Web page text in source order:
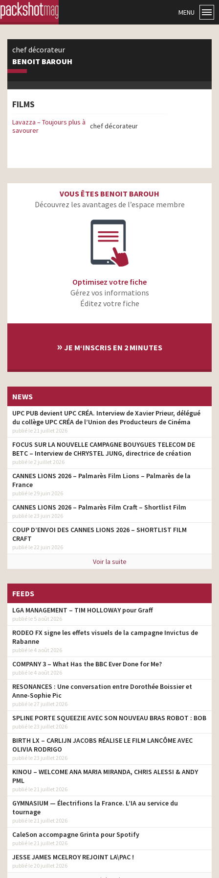
MENU
chef décorateur
BENOIT BAROUH
FILMS
Lavazza – Toujours plus à
savourer
chef décorateur
VOUS ÊTES BENOIT BAROUH
Découvrez les avantages de l’espace membre
Optimisez votre fiche
Gérez vos informations
Éditez votre fiche
» JE M‘INSCRIS EN 2 MINUTES
NEWS
UPC PUB devient UPC CRÉA. Interview de Xavier Prieur, délégué
du collège UPC CRÉA de l’Union des Producteurs de Cinéma
publié le 21 juillet 2026
FOCUS SUR LA NOUVELLE CAMPAGNE BOUYGUES TELECOM DE
BETC – Interview de CHRYSTEL JUNG, directrice de création
publié le 2 juillet 2026
CANNES LIONS 2026 – Palmarès Film Lions – Palmarès de la
France
publié le 29 juin 2026
CANNES LIONS 2026 – Palmarès Film Craft – Shortlist Film
publié le 23 juin 2026
COUP D’ENVOI DES CANNES LIONS 2026 – SHORTLIST FILM
CRAFT
publié le 22 juin 2026
Voir la suite
FEEDS
LGA MANAGEMENT – TIM HOLLOWAY pour Graff
publié le 5 août 2026
RODEO FX signe les effets visuels de la campagne Invictus de
Rabanne
publié le 4 août 2026
COMPANY 3 – What Has the BBC Ever Done for Me?
publié le 4 août 2026
RESONANCES : Une conversation entre Dorothée Boissier et
Anne-Sophie Pic
publié le 27 juillet 2026
SPLINE PORTE SQUEEZIE AVEC SON NOUVEAU BRAS ROBOT : BOB
publié le 23 juillet 2026
BIRTH LX – CARLIJN JACOBS RÉALISE LE FILM LANCÔME AVEC
OLIVIA RODRIGO
publié le 23 juillet 2026
KINOU – WELCOME ANA MARIA MIRANDA, CHRIS ALESSI & ANDY
PML
publié le 21 juillet 2026
GYMNASIUM — Électrifions la France. L’IA au service du
tournage
publié le 21 juillet 2026
CaleSon accompagne Grinta pour Spotify
publié le 21 juillet 2026
JESSE JAMES MCELROY REJOINT LA\PAC !
publié le 20 juillet 2026